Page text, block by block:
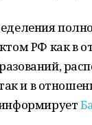
РФ как в
и в